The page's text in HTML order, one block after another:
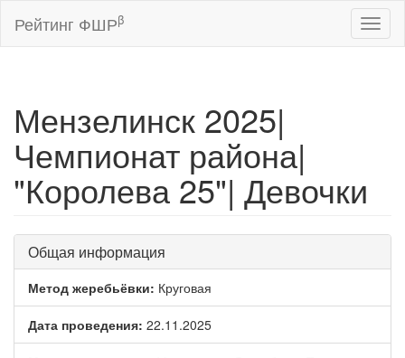
Рейтинг ФШРβ
Мензелинск 2025|
Чемпионат района|
"Королева 25"| Девочки
Общая информация
Метод жеребьёвки: Круговая
Дата проведения: 22.11.2025